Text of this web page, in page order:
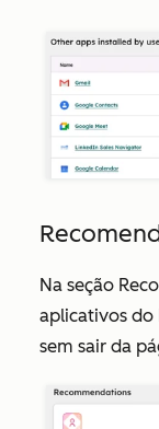
Na seção
aplicativos do
sem sair da